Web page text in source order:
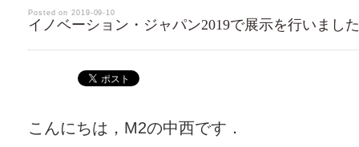
Posted on 2019-09-10
イノベーション・ジャパン2019で展示を行いまし
こんにちは，M2の中西です．